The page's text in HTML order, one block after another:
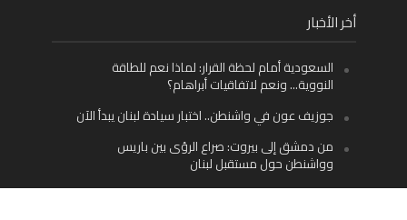
أخر الأخبار
السعودية أمام لحظة القرار: لماذا نعم للطاقة
النووية… ونعم لاتفاقيات أبراهام؟
جوزيف عون في واشنطن.. اختبار سيادة لبنان يبدأ الآن
من دمشق إلى بيروت: صراع الرؤى بين باريس
وواشنطن حول مستقبل لبنان
اليسار اللبناني «اليقظ» وسيادة الدولة: لماذا يُعدّ نزع